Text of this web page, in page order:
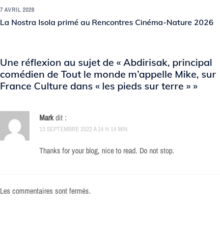
7 AVRIL 2026
La Nostra Isola primé au Rencontres Cinéma-Nature 2026
Une réflexion au sujet de « Abdirisak, principal
comédien de Tout le monde m’appelle Mike, sur
France Culture dans « les pieds sur terre » »
Markdit :
13 SEPTEMBRE 2022 À 14 H 14 MIN
Thanks for your blog, nice to read. Do not stop.
Les commentaires sont fermés.